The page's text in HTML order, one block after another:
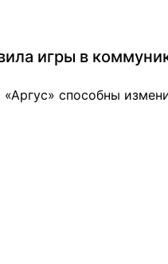
игры в
способны